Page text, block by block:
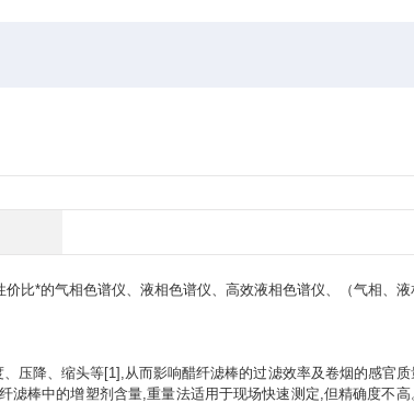
比*的气相色谱仪、液相色谱仪、高效液相色谱仪、（气相、
压降、缩头等[1],从而影响醋纤滤棒的过滤效率及卷烟的感官质
滤棒中的增塑剂含量,重量法适用于现场快速测定,但精确度不高